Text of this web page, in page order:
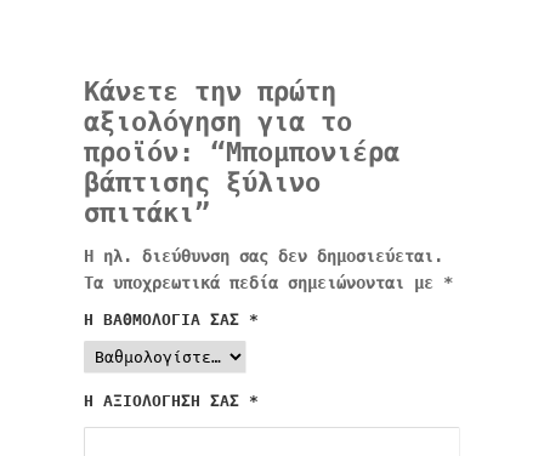
Κάνετε την πρώτη
αξιολόγηση για το
προϊόν: “Μπομπονιέρα
βάπτισης ξύλινο
σπιτάκι”
Η ηλ. διεύθυνση σας δεν δημοσιεύεται.
Τα υποχρεωτικά πεδία σημειώνονται με *
Η ΒΑΘΜΟΛΟΓΊΑ ΣΑΣ *
Η ΑΞΙΟΛΌΓΗΣΉ ΣΑΣ *